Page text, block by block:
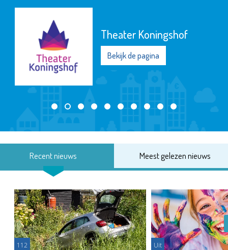
Theater Koningshof
Bekijk de pagina
Recent nieuws Meest gelezen nieuws
112 Uit